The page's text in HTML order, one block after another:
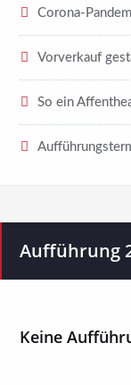
Corona-
Vorverkauf
So ein
Aufführung
Keine